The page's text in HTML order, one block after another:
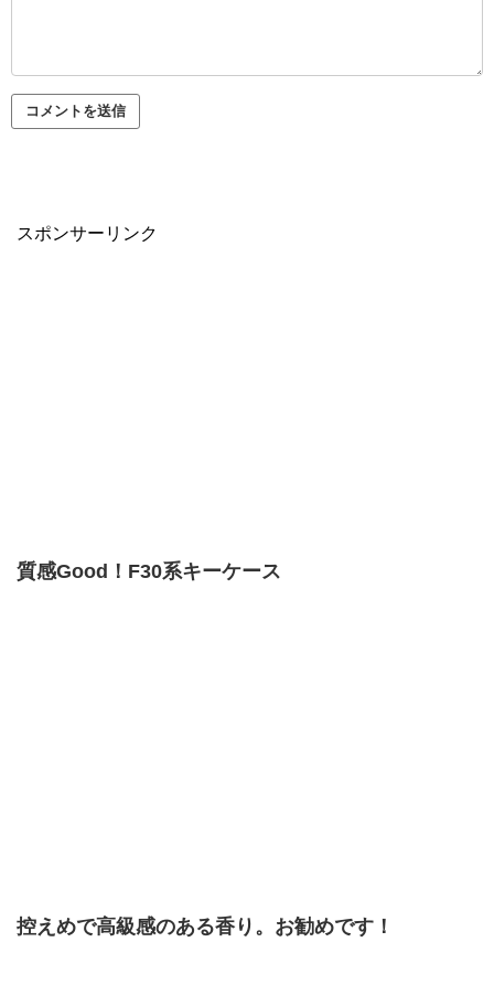
スポンサーリンク
質感Good！F30系キーケース
控えめで高級感のある香り。お勧めです！